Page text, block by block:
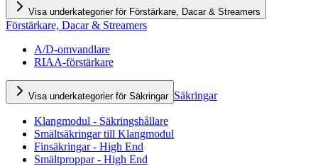
Visa underkategorier för Förstärkare, Dacar & Streamers
Förstärkare, Dacar & Streamers
A/D-omvandlare
RIAA-förstärkare
Visa underkategorier för Säkringar Säkringar
Klangmodul - Säkringshållare
Smältsäkringar till Klangmodul
Finsäkringar - High End
Smältproppar - High End